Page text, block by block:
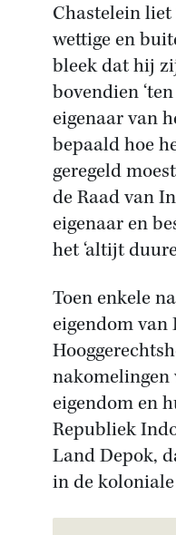
Chastelein
wettige en
bleek dat hij
bovendien
eigenaar van
bepaald hoe
geregeld
de Raad van
eigenaar en
het ‘altijt
Toen enkele
eigendom van
nakomelingen
eigendom en
Republiek
Land Depok,
in de